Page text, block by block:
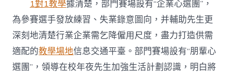
1對1教學據清楚，部門賽場設有“企業心選團”，
為參賽選手發放練習、失業錄意圖向，并輔助先生更
深刻地清楚行業企業需乞降僱用尺度，盡力打造供需
適配的教學場地信息交通平臺。部門賽場設有“朋輩心
選團”，領導在校年夜先生加強生活計劃認識，明白將